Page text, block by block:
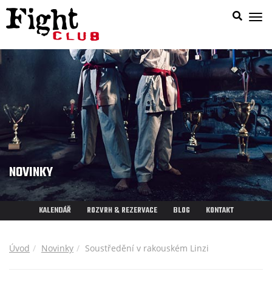
NOVINKY
KALENDÁŘ ROZVRH & REZERVACE BLOG KONTAKT
Úvod Novinky Soustředění v rakouském Linzi